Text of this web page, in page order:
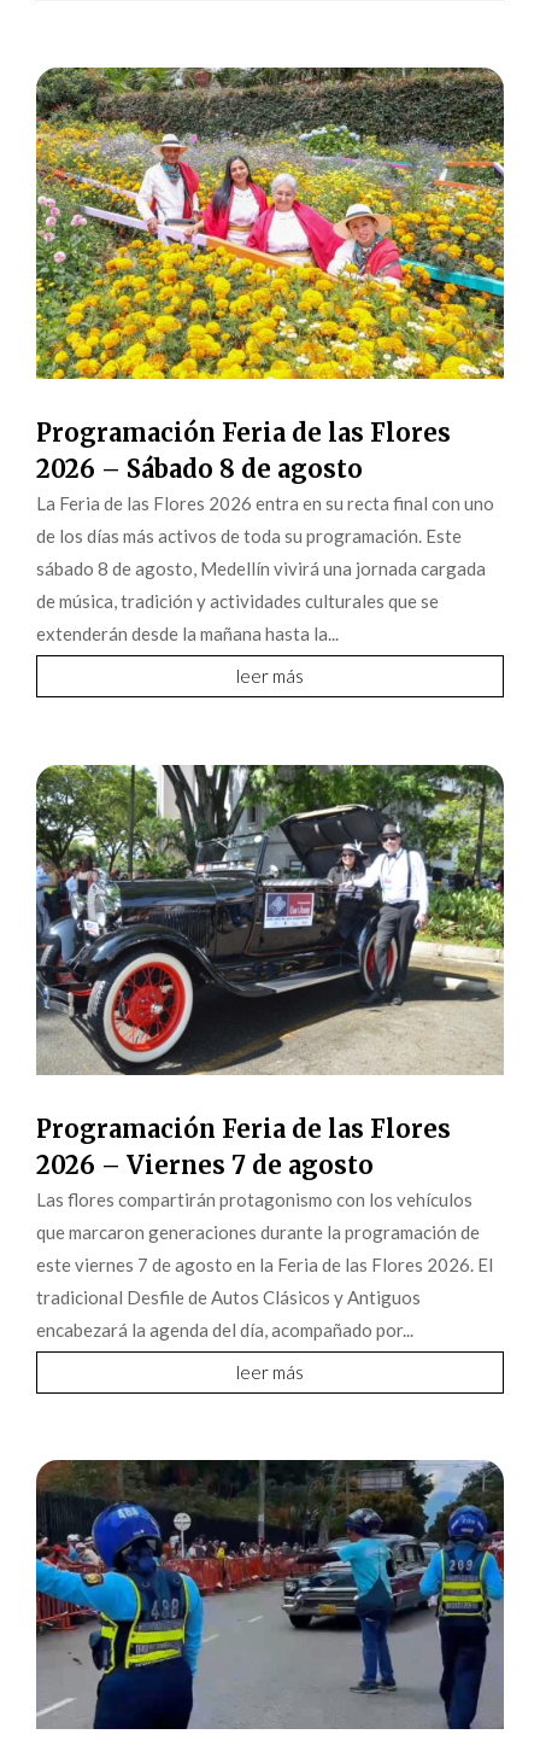
Programación Feria de las Flores
2026 – Sábado 8 de agosto
La Feria de las Flores 2026 entra en su recta final con uno
de los días más activos de toda su programación. Este
sábado 8 de agosto, Medellín vivirá una jornada cargada
de música, tradición y actividades culturales que se
extenderán desde la mañana hasta la...
leer más
Programación Feria de las Flores
2026 – Viernes 7 de agosto
Las flores compartirán protagonismo con los vehículos
que marcaron generaciones durante la programación de
este viernes 7 de agosto en la Feria de las Flores 2026. El
tradicional Desfile de Autos Clásicos y Antiguos
encabezará la agenda del día, acompañado por...
leer más